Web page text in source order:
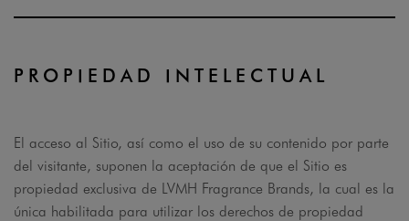
PROPIEDAD INTELECTUAL
El acceso al Sitio, así como el uso de su contenido por parte
del visitante, suponen la aceptación de que el Sitio es
propiedad exclusiva de LVMH Fragrance Brands, la cual es la
única habilitada para utilizar los derechos de propiedad